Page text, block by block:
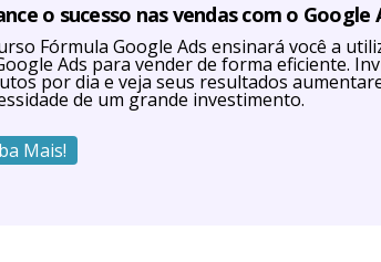
o sucesso nas vendas com o Google
Fórmula Google Ads ensinará você a
Ads para vender de forma eficiente.
por dia e veja seus resultados
de um grande investimento.
Mais!